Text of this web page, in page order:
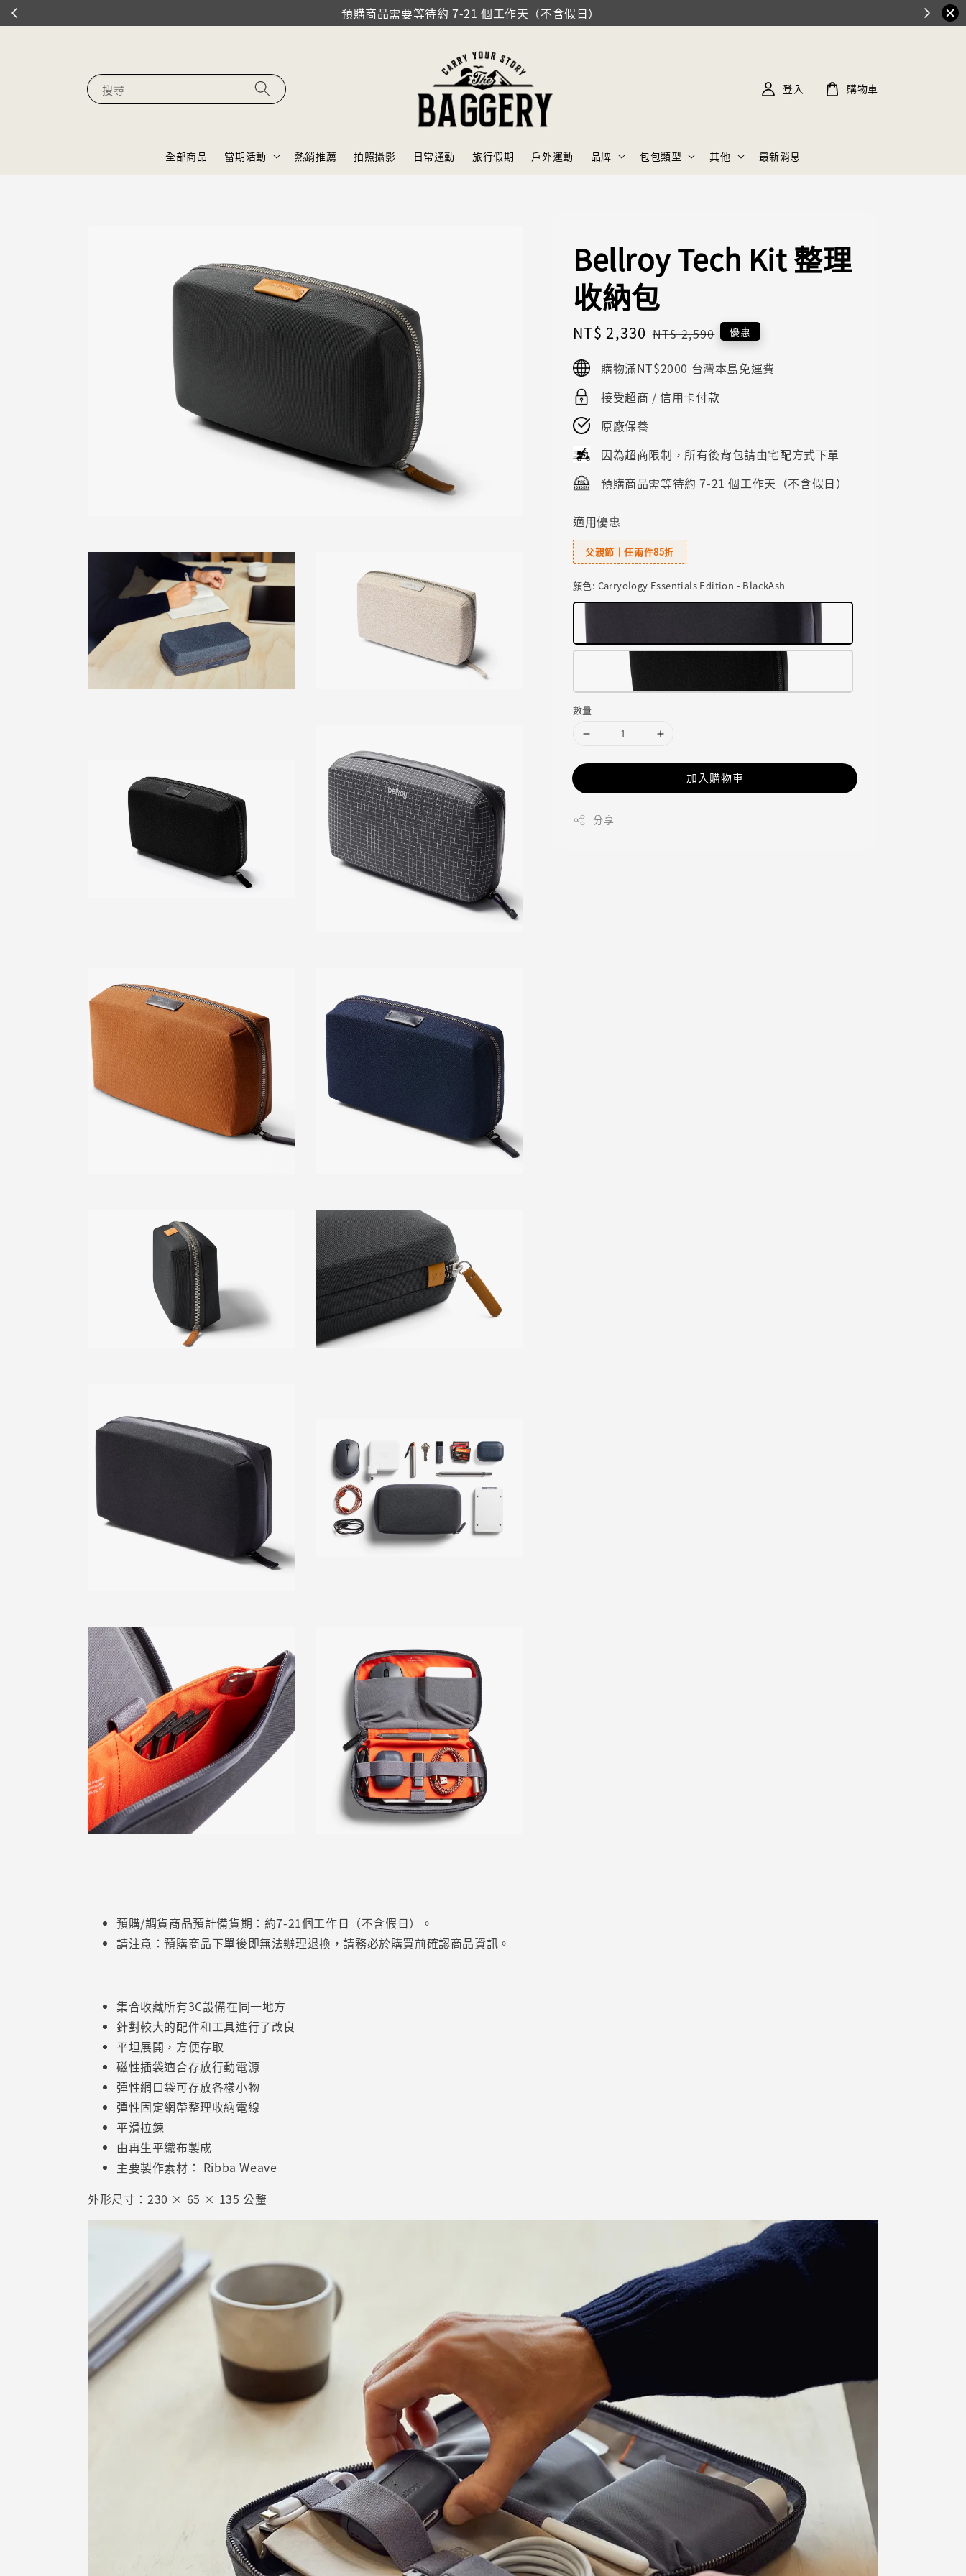
預購商品需要等待約 7-21 個工作天（不含假日）
搜尋
全部商品 當期活動 熱銷推薦 拍照攝影 日常通勤 旅行假期 戶外運動 品牌 包包類型 其他 最新消息
登入 購物車
Bellroy Tech Kit 整理
收納包
Sale
price
NT$ 2,330 Regular
NT$ 2,590 優惠
購物滿NT$2000 台灣本島免運費
接受超商 / 信用卡付款
原廠保養
因為超商限制，所有後背包請由宅配方式下單
預購商品需等待約 7-21 個工作天（不含假日）
適用優惠
父親節｜任兩件85折
顏色: Carryology Essentials Edition - BlackAsh
數量
加入購物車
分享
預購/調貨商品預計備貨期：約7-21個工作日（不含假日）。
請注意：預購商品下單後即無法辦理退換，請務必於購買前確認商品資訊。
集合收藏所有3C設備在同一地方
針對較大的配件和工具進行了改良
平坦展開，方便存取
磁性插袋適合存放行動電源
彈性網口袋可存放各樣小物
彈性固定網帶整理收納電線
平滑拉鍊
由再生平織布製成
主要製作素材： Ribba Weave
外形尺寸：230 × 65 × 135 公釐